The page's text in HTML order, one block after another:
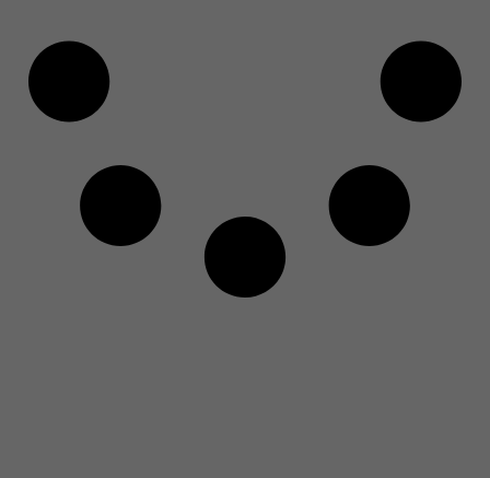
notícias e novidades do dia, o que hoje se equivale
a rolar o feed ou a tela do celular no caminho do
trabalho